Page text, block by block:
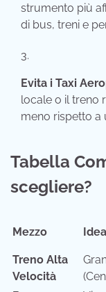
strumento più
di bus, treni e
Evita i Taxi
locale o il treno
meno rispetto a
Tabella
scegliere?
Mezzo
Treno Alta
Velocità